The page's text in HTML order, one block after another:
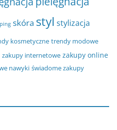
skóra styl stylizacja
kosmetyczne trendy modowe
zakupy internetowe zakupy online
nawyki świadome zakupy